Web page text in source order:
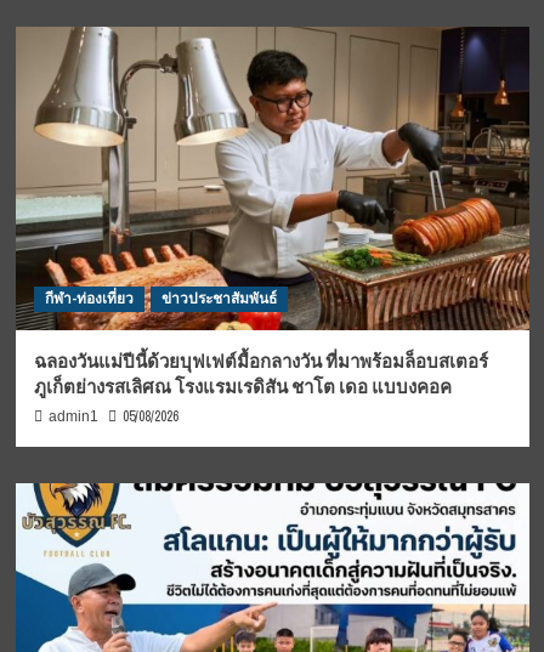
กีฬา-ท่องเที่ยว ข่าวประชาสัมพันธ์
ฉลองวันแม่ปีนี้ด้วยบุฟเฟต์มื้อกลางวัน ที่มาพร้อมล็อบสเตอร์
ภูเก็ตย่างรสเลิศณ โรงแรมเรดิสัน ชาโต เดอ แบบงคอค
admin1 05/08/2026